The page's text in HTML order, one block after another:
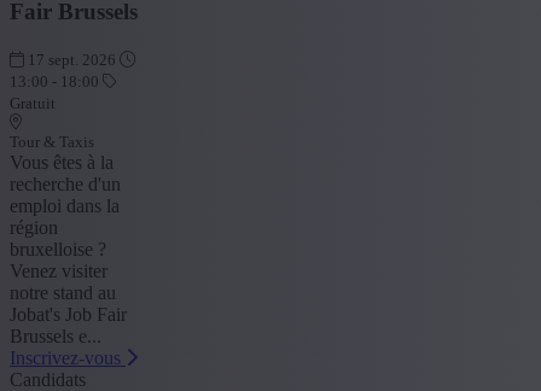
Fair Brussels
17 sept. 2026
13:00 - 18:00
Gratuit
Tour & Taxis
Vous êtes à la
recherche d'un
emploi dans la
région
bruxelloise ?
Venez visiter
notre stand au
Jobat's Job Fair
Brussels e...
Inscrivez-vous
Candidats